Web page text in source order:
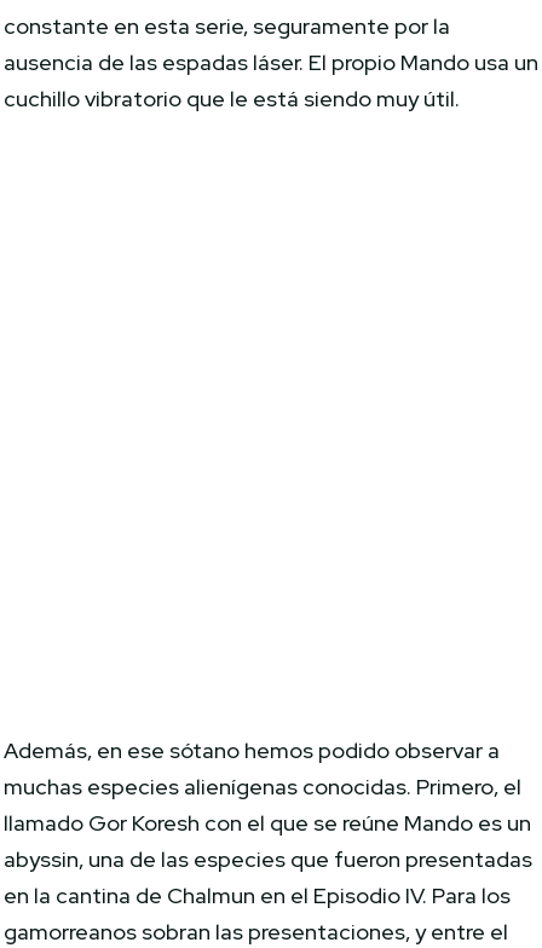
constante en esta serie, seguramente por la
ausencia de las espadas láser. El propio Mando usa un
cuchillo vibratorio que le está siendo muy útil.
Además, en ese sótano hemos podido observar a
muchas especies alienígenas conocidas. Primero, el
llamado Gor Koresh con el que se reúne Mando es un
abyssin, una de las especies que fueron presentadas
en la cantina de Chalmun en el Episodio IV. Para los
gamorreanos sobran las presentaciones, y entre el